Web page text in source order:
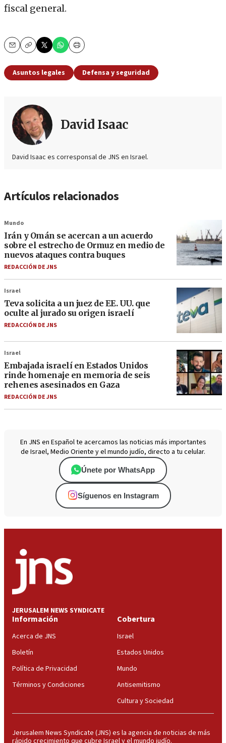
fiscal general.
EmailCopy Print
Asuntos legales Defensa y seguridad
David Isaac
David Isaac es corresponsal de JNS en Israel.
Artículos relacionados
Mundo
Irán y Omán se acercan a un acuerdo
sobre el estrecho de Ormuz en medio de
nuevos ataques contra buques
REDACCIÓN DE JNS
Israel
Teva solicita a un juez de EE. UU. que
oculte al jurado su origen israelí
REDACCIÓN DE JNS
Israel
Embajada israelí en Estados Unidos
rinde homenaje en memoria de seis
rehenes asesinados en Gaza
REDACCIÓN DE JNS
En JNS en Español te acercamos las noticias más importantes
de Israel, Medio Oriente y el mundo judío, directo a tu celular.
Únete por WhatsApp
Síguenos en Instagram
JERUSALEM NEWS SYNDICATE
Información
Acerca de JNS
Boletín
Política de Privacidad
Términos y Condiciones
Cobertura
Israel
Estados Unidos
Mundo
Antisemitismo
Cultura y Sociedad
Jerusalem News Syndicate (JNS) es la agencia de noticias de más
rápido crecimiento que cubre Israel y el mundo judío.